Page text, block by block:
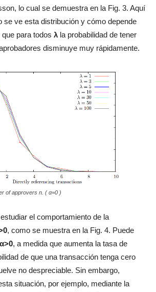
lo cual se demuestra en la Fig. 3. Aquí
se ve esta distribución y cómo depende
para todos λ la probabilidad de tener
disminuye muy rápidamente.
of approvers n. ( α=0 )
el comportamiento de la
, como se muestra en la Fig. 4. Puede
α>0, a medida que aumenta la tasa de
de que una transacción tenga cero
no despreciable. Sin embargo,
situación, por ejemplo, mediante la